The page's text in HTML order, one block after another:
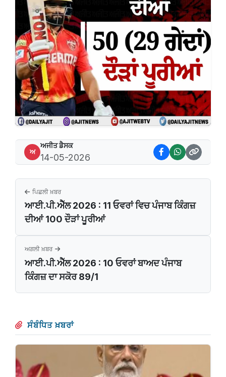
ਅ
ਅਜੀਤ ਡੈਸਕ
14-05-2026
ਪਿਛਲੀ ਖ਼ਬਰ
ਆਈ.ਪੀ.ਐੱਲ 2026 : 11 ਓਵਰਾਂ ਵਿਚ ਪੰਜਾਬ ਕਿੰਗਜ਼
ਦੀਆਂ 100 ਦੌੜਾਂ ਪੂਰੀਆਂ
ਅਗਲੀ ਖ਼ਬਰ
ਆਈ.ਪੀ.ਐੱਲ 2026 : 10 ਓਵਰਾਂ ਬਾਅਦ ਪੰਜਾਬ
ਕਿੰਗਜ਼ ਦਾ ਸਕੋਰ 89/1
ਸੰਬੰਧਿਤ ਖ਼ਬਰਾਂ